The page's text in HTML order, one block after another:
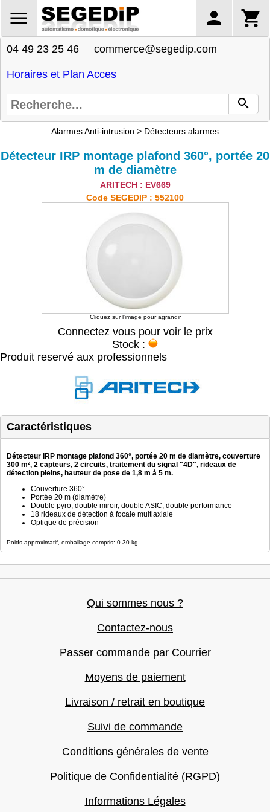
04 49 23 25 46 commerce@segedip.com
Horaires et Plan Acces
Alarmes Anti-intrusion > Détecteurs alarmes
Détecteur IRP montage plafond 360°, portée 20
m de diamètre
ARITECH : EV669
Code SEGEDIP : 552100
Cliquez sur l'image pour agrandir
Connectez vous pour voir le prix
Stock :
Produit reservé aux professionnels
Caractéristiques
Détecteur IRP montage plafond 360°, portée 20 m de diamètre, couverture
300 m², 2 capteurs, 2 circuits, traitement du signal "4D", rideaux de
détection pleins, hauteur de pose de 1,8 m à 5 m.
Couverture 360°
Portée 20 m (diamètre)
Double pyro, double miroir, double ASIC, double performance
18 rideaux de détection à focale multiaxiale
Optique de précision
Poids approximatif, emballage compris: 0.30 kg
Qui sommes nous ?
Contactez-nous
Passer commande par Courrier
Moyens de paiement
Livraison / retrait en boutique
Suivi de commande
Conditions générales de vente
Politique de Confidentialité (RGPD)
Informations Légales